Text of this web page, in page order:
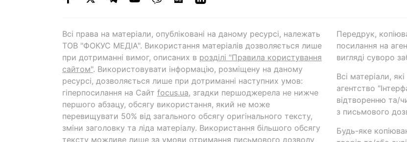
Всі права на матеріали, опубліковані на даному ресурсі, належать
ТОВ "ФОКУС МЕДІА". Використання матеріалів дозволяється лише
при дотриманні вимог, описаних в розділі "Правила користування
сайтом". Використовувати інформацію, розміщену на даному
ресурсі, дозволяється лише при дотриманні наступних умов:
гіперпосилання на Cайт focus.ua, згадки першоджерела не нижче
першого абзацу, обсягу використання, який не може
перевищувати 50% від загального обсягу оригінального тексту,
зміни заголовку та ліда матеріалу. Використання більшого обсягу
тексту можливе лише за умови отримання письмового дозволу
Передрук,
посилання на
вигляді суворо
Всі матеріали,
агентство
відтворенню та/
з письмового
Будь-яке